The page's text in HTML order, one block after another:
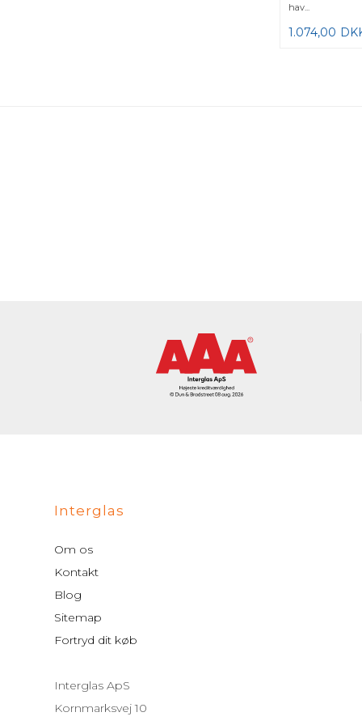
hav...
1.074,00
Interglas
Om os
Kontakt
Blog
Sitemap
Fortryd dit køb
Interglas ApS
Kornmarksvej 10